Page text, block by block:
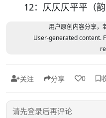
12：仄仄仄平平（韵
用户原创内容分享，
User-generated content.
关注 分享 0